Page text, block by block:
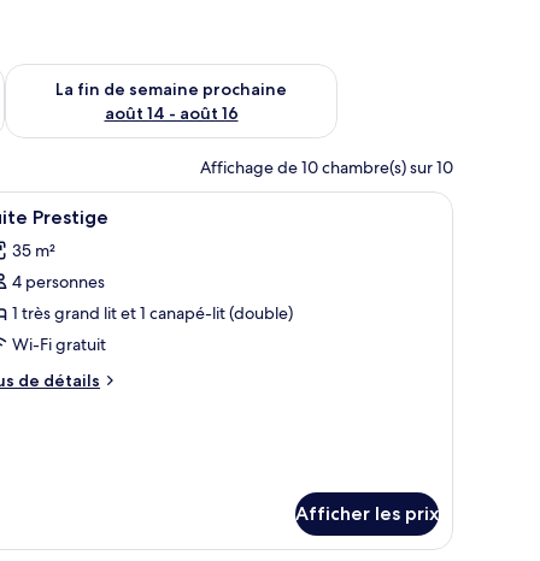
semaine août 7 - août 9
La fin de semaine prochaine
août 14 - août 16
Vérifier la disponibilité pour la fin de semaine prochaine août
Affichage de 10 chambre(s) sur 10
bureau avec un ordinateur portable, une chaise jaune et une table ronde
Une chambre d’hôtel avec un lit, un
5 Prestige
35 m²
4 personnes
1 très grand lit et 1 canapé-lit (double)
Wi-Fi gratuit
de détails
Afficher les prix